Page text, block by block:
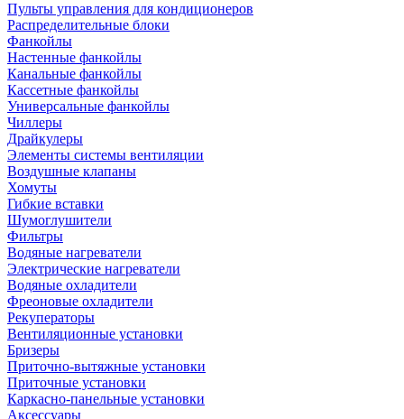
Пульты управления для кондиционеров
Распределительные блоки
Фанкойлы
Настенные фанкойлы
Канальные фанкойлы
Кассетные фанкойлы
Универсальные фанкойлы
Чиллеры
Драйкулеры
Элементы системы вентиляции
Воздушные клапаны
Хомуты
Гибкие вставки
Шумоглушители
Фильтры
Водяные нагреватели
Электрические нагреватели
Водяные охладители
Фреоновые охладители
Рекуператоры
Вентиляционные установки
Бризеры
Приточно-вытяжные установки
Приточные установки
Каркасно-панельные установки
Аксессуары